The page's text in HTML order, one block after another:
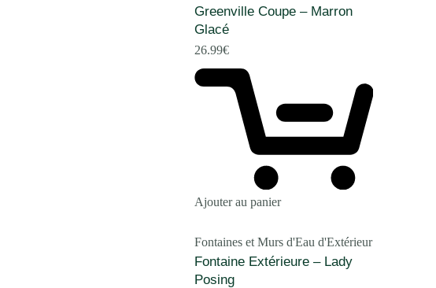
Greenville Coupe – Marron
Glacé
26.99€
Ajouter au panier
Fontaines et Murs d'Eau d'Extérieur
Fontaine Extérieure – Lady
Posing